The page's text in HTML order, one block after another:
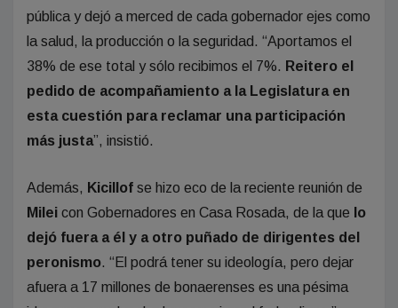
pública y dejó a merced de cada gobernador ejes como
la salud, la producción o la seguridad. “Aportamos el
38% de ese total y sólo recibimos el 7%. Reitero el
pedido de acompañamiento a la Legislatura en
esta cuestión para reclamar una participación
más justa”, insistió.
Además, Kicillof se hizo eco de la reciente reunión de
Milei con Gobernadores en Casa Rosada, de la que lo
dejó fuera a él y a otro puñado de dirigentes del
peronismo. “El podrá tener su ideología, pero dejar
afuera a 17 millones de bonaerenses es una pésima